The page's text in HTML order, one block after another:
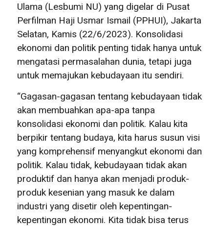
Ulama (Lesbumi NU) yang digelar di Pusat
Perfilman Haji Usmar Ismail (PPHUI), Jakarta
Selatan, Kamis (22/6/2023). Konsolidasi
ekonomi dan politik penting tidak hanya untuk
mengatasi permasalahan dunia, tetapi juga
untuk memajukan kebudayaan itu sendiri.
“Gagasan-gagasan tentang kebudayaan tidak
akan membuahkan apa-apa tanpa
konsolidasi ekonomi dan politik. Kalau kita
berpikir tentang budaya, kita harus susun visi
yang komprehensif menyangkut ekonomi dan
politik. Kalau tidak, kebudayaan tidak akan
produktif dan hanya akan menjadi produk-
produk kesenian yang masuk ke dalam
industri yang disetir oleh kepentingan-
kepentingan ekonomi. Kita tidak bisa terus